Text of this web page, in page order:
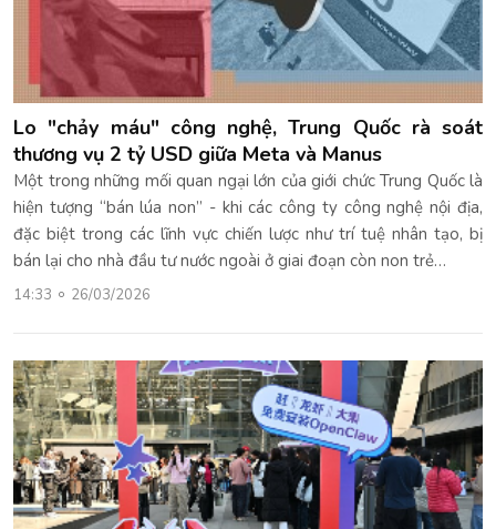
Lo "chảy máu" công nghệ, Trung Quốc rà soát
thương vụ 2 tỷ USD giữa Meta và Manus
Một trong những mối quan ngại lớn của giới chức Trung Quốc là
hiện tượng “bán lúa non” - khi các công ty công nghệ nội địa,
đặc biệt trong các lĩnh vực chiến lược như trí tuệ nhân tạo, bị
bán lại cho nhà đầu tư nước ngoài ở giai đoạn còn non trẻ…
14:33 26/03/2026